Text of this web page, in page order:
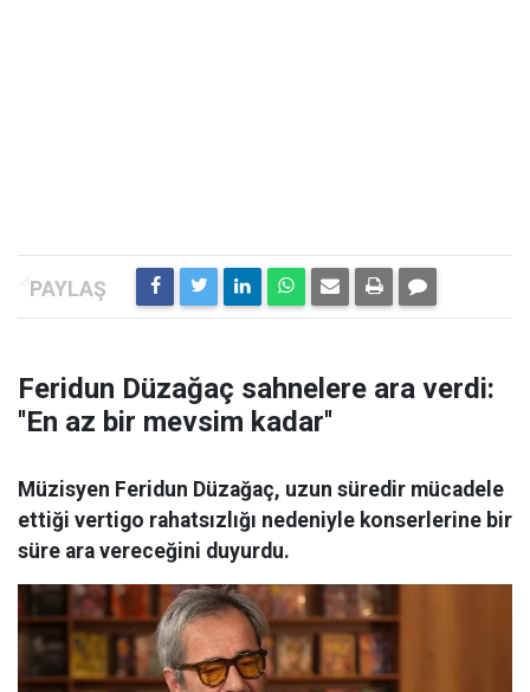
Feridun Düzağaç sahnelere ara verdi:
''En az bir mevsim kadar''
Müzisyen Feridun Düzağaç, uzun süredir mücadele
ettiği vertigo rahatsızlığı nedeniyle konserlerine bir
süre ara vereceğini duyurdu.